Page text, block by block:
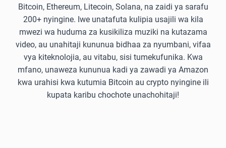
Bitcoin, Ethereum, Litecoin, Solana, na zaidi ya sarafu
200+ nyingine. Iwe unatafuta kulipia usajili wa kila
mwezi wa huduma za kusikiliza muziki na kutazama
video, au unahitaji kununua bidhaa za nyumbani, vifaa
vya kiteknolojia, au vitabu, sisi tumekufunika. Kwa
mfano, unaweza kununua kadi ya zawadi ya Amazon
kwa urahisi kwa kutumia Bitcoin au crypto nyingine ili
kupata karibu chochote unachohitaji!